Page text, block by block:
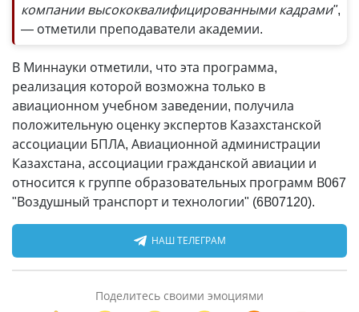
компании высококвалифицированными кадрами",
— отметили преподаватели академии.
В Миннауки отметили, что эта программа,
реализация которой возможна только в
авиационном учебном заведении, получила
положительную оценку экспертов Казахстанской
ассоциации БПЛА, Авиационной администрации
Казахстана, ассоциации гражданской авиации и
относится к группе образовательных программ В067
"Воздушный транспорт и технологии" (6В07120).
НАШ ТЕЛЕГРАМ
Поделитесь своими эмоциями